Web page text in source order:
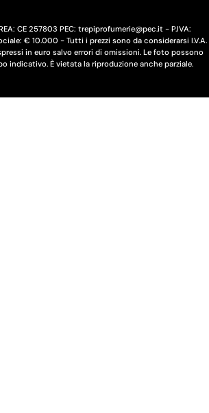
CE 257803 PEC: trepiprofumerie@pec.it - P.IVA:
€ 10.000 - Tutti i prezzi sono da considerarsi I.V.A.
in euro salvo errori di omissioni. Le foto possono
indicativo. È vietata la riproduzione anche parziale.